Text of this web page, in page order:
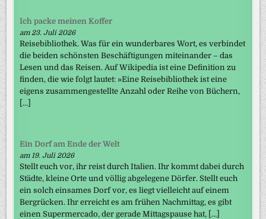
Ich packe meinen Koffer
am 23. Juli 2026
Reisebibliothek. Was für ein wunderbares Wort, es verbindet
die beiden schönsten Beschäftigungen miteinander – das
Lesen und das Reisen. Auf Wikipedia ist eine Definition zu
finden, die wie folgt lautet: »Eine Reisebibliothek ist eine
eigens zusammengestellte Anzahl oder Reihe von Büchern,
[…]
Ein Dorf am Ende der Welt
am 19. Juli 2026
Stellt euch vor, ihr reist durch Italien. Ihr kommt dabei durch
Städte, kleine Orte und völlig abgelegene Dörfer. Stellt euch
ein solch einsames Dorf vor, es liegt vielleicht auf einem
Bergrücken. Ihr erreicht es am frühen Nachmittag, es gibt
einen Supermercado, der gerade Mittagspause hat, […]